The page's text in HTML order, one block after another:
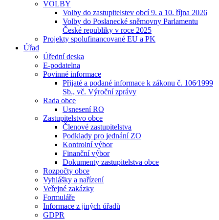
VOLBY
Volby do zastupitelstev obcí 9. a 10. října 2026
Volby do Poslanecké sněmovny Parlamentu
České republiky v roce 2025
Projekty spolufinancované EU a PK
Úřad
Úřední deska
E-podatelna
Povinné informace
Přijaté a podané informace k zákonu č. 106⁄1999
Sb., vč. Výroční zprávy
Rada obce
Usnesení RO
Zastupitelstvo obce
Členové zastupitelstva
Podklady pro jednání ZO
Kontrolní výbor
Finanční výbor
Dokumenty zastupitelstva obce
Rozpočty obce
Vyhlášky a nařízení
Veřejné zakázky
Formuláře
Informace z jiných úřadů
GDPR